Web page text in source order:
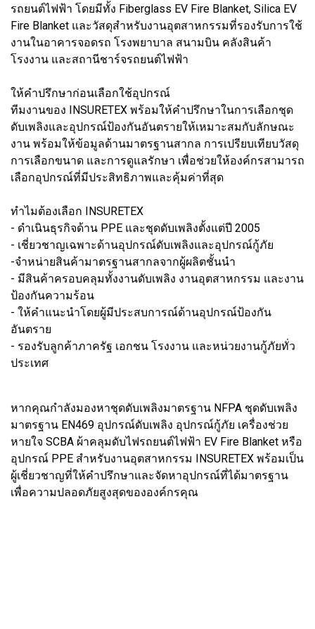
รถยนต์ไฟฟ้า โดยมีทั้ง Fiberglass EV Fire Blanket, Silica EV
Fire Blanket และวัสดุสำหรับงานอุตสาหกรรมที่รองรับการใช้
งานในอาคารจอดรถ โรงพยาบาล สนามบิน คลังสินค้า
โรงงาน และสถานีชาร์จรถยนต์ไฟฟ้า
ให้คำปรึกษาก่อนเลือกใช้อุปกรณ์
ทีมงานของ INSURETEX พร้อมให้คำปรึกษาในการเลือกชุด
ดับเพลิงและอุปกรณ์ป้องกันอันตรายให้เหมาะสมกับลักษณะ
งาน พร้อมให้ข้อมูลด้านมาตรฐานสากล การเปรียบเทียบวัสดุ
การเลือกขนาด และการดูแลรักษา เพื่อช่วยให้องค์กรสามารถ
เลือกอุปกรณ์ที่มีประสิทธิภาพและคุ้มค่าที่สุด
ทำไมต้องเลือก INSURETEX
- ดำเนินธุรกิจด้าน PPE และชุดดับเพลิงตั้งแต่ปี 2005
- เชี่ยวชาญเฉพาะด้านอุปกรณ์ดับเพลิงและอุปกรณ์กู้ภัย
-จำหน่ายสินค้ามาตรฐานสากลจากผู้ผลิตชั้นนำ
- มีสินค้าครอบคลุมทั้งงานดับเพลิง งานอุตสาหกรรม และงาน
ป้องกันความร้อน
- ให้คำแนะนำโดยผู้มีประสบการณ์ด้านอุปกรณ์ป้องกัน
อันตราย
- รองรับลูกค้าภาครัฐ เอกชน โรงงาน และหน่วยงานกู้ภัยทั่ว
ประเทศ
หากคุณกำลังมองหาชุดดับเพลิงมาตรฐาน NFPA ชุดดับเพลิง
มาตรฐาน EN469 อุปกรณ์ดับเพลิง อุปกรณ์กู้ภัย เครื่องช่วย
หายใจ SCBA ผ้าคลุมดับไฟรถยนต์ไฟฟ้า EV Fire Blanket หรือ
อุปกรณ์ PPE สำหรับงานอุตสาหกรรม INSURETEX พร้อมเป็น
ผู้เชี่ยวชาญที่ให้คำปรึกษาและจัดหาอุปกรณ์ที่ได้มาตรฐาน
เพื่อความปลอดภัยสูงสุดขององค์กรคุณ